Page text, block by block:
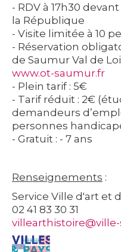
- RDV à 17h30
la République
- Visite limitée à 10
- Réservation
de Saumur Val de
www.ot-saumur.fr
- Plein tarif : 5€
- Tarif réduit : 2€
demandeurs
personnes
- Gratuit : - 7 ans
Renseignements :
Service Ville d'art et
02 41 83 30 31